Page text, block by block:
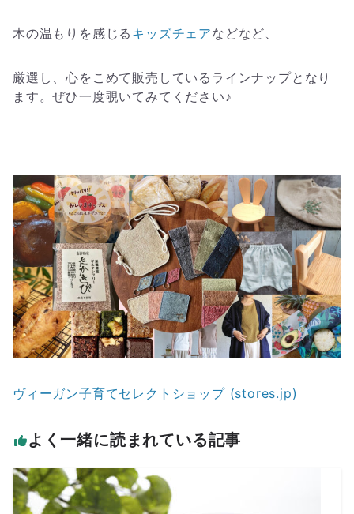
木の温もりを感じる キッズチェアなどなど、
厳選し、心をこめて販売しているラインナップとなり
ます。ぜひ一度覗いてみてください♪
ヴィーガン子育てセレクトショップ (stores.jp)
よく一緒に読まれている記事